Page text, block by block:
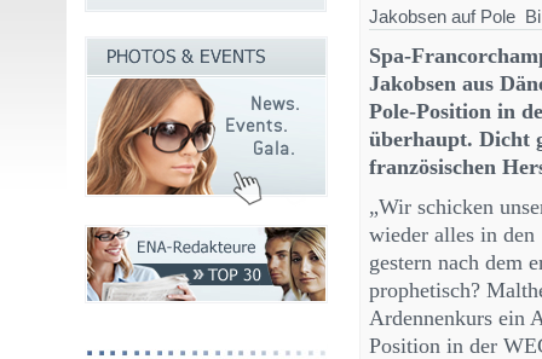
Jakobsen auf Pole
Spa-
Jakobsen aus
Pole-Position in
überhaupt. Dicht
französischen
„Wir schicken
wieder alles in den
gestern nach dem
prophetisch?
Ardennenkurs ein
Position in der